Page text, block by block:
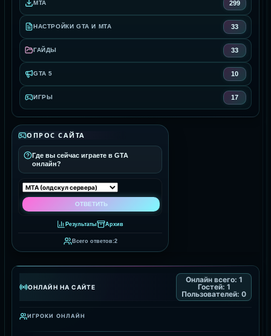
MTA 299
НАСТРОЙКИ GTA И MTA 33
ГАЙДЫ 33
GTA 5 10
ИГРЫ 17
ОПРОС САЙТА
Где вы сейчас играете в GTA
онлайн?
Результаты Архив
Всего ответов:2
ОНЛАЙН НА САЙТЕ
Онлайн всего: 1
Гостей: 1
Пользователей: 0
ИГРОКИ ОНЛАЙН